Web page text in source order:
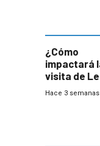
¿Cómo
impactará
visita de
XIV a
Hace 3 semanas